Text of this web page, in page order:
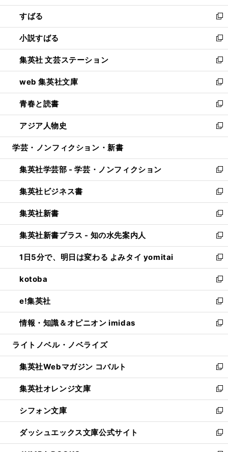
開
く
ウ
で
開
く
ン
ド
ウ
で
開
く
すばる
新
し
い
ウ
ィ
ン
ド
ウ
で
開
く
小説すばる
新
し
い
ウ
ィ
ン
ド
ウ
で
開
集英社 文芸ステーション
新
し
い
ウ
ィ
ン
ド
ウ
開
く
web 集英社文庫
新
し
い
ウ
ィ
ン
ウ
で
開
く
青春と読書
新
し
い
ウ
ン
ド
ウ
で
開
く
アジア人物史
新
し
ウ
ィ
ン
ド
ウ
で
開
く
学芸・ノンフィクション・新書
集英社学芸部 - 学芸・ノンフィクション
新
し
い
ウ
ィ
ン
ド
ウ
で
開
く
集英社ビジネス書
新
し
い
ウ
ィ
ン
ド
ウ
で
開
く
集英社新書
新
し
い
ウ
ィ
ン
ド
ウ
で
開
く
集英社新書プラス - 知の水先案内人
新
し
い
ウ
ィ
ン
ド
ウ
で
開
1日5分で、明日は変わる よみタイ yomitai
新
し
い
ウ
ィ
ン
ド
ウ
開
く
kotoba
新
し
い
ウ
ィ
ン
ウ
で
開
く
e!集英社
新
し
い
ウ
ン
ド
ウ
で
開
く
情報・知識＆オピニオン imidas
新
し
ウ
ィ
ン
ド
ウ
で
開
く
ライトノベル・ノベライズ
集英社Webマガジン コバルト
新
し
い
ウ
ィ
ン
ド
ウ
集英社オレンジ文庫
新
し
い
ウ
ィ
ン
シフォン文庫
新
し
い
ウ
ダッシュエックス文庫公式サイト
新
し